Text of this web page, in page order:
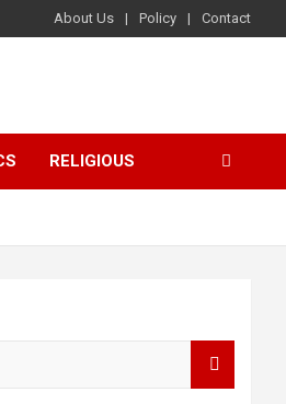
About Us Policy Contact
RELIGIOUS